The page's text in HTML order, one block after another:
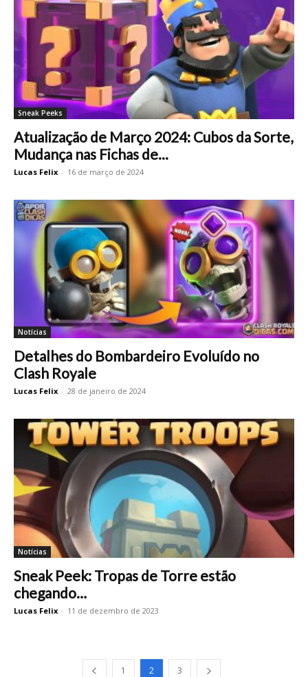
Sneak Peeks
Atualização de Março 2024: Cubos da Sorte,
Mudança nas Fichas de...
Lucas Felix - 16 de março de 2024
Notícias
Detalhes do Bombardeiro Evoluído no
Clash Royale
Lucas Felix - 28 de janeiro de 2024
Notícias
Sneak Peek: Tropas de Torre estão
chegando…
Lucas Felix - 11 de dezembro de 2023
1 2 3